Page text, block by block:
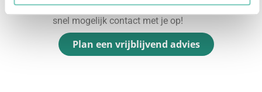
snel mogelijk contact met je op!
Plan een vrijblijvend advies